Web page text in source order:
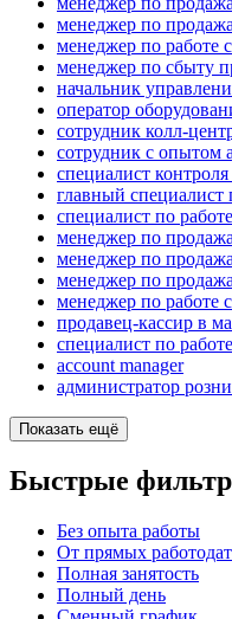
менеджер по
менеджер по работе
менеджер по сбыту
начальник
оператор
сотрудник колл-
сотрудник с опытом
специалист контроля
главный специалист
специалист по
менеджер по
менеджер по
менеджер по
менеджер по работе
продавец-кассир в
специалист по
account manager
администратор
Показать ещё
Быстрые
Без опыта работы
От прямых
Полная занятость
Полный день